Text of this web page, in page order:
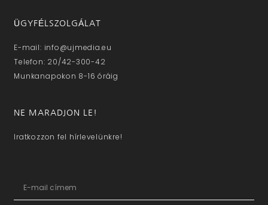
ÜGYFÉLSZOLGÁLAT
E-mail: info@ujmedia.eu
Telefon: 20/42-300-42
Munkanapokon 8-16 óráig
NE MARADJON LE!
Iratkozzon fel hírlevelünkre!